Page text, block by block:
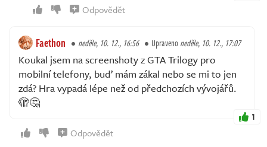
Odpovědět
Faethon neděle, 10. 12., 16:56 Upravenoneděle, 10. 12., 17:07
Koukal jsem na screenshoty z GTA Trilogy pro
mobilní telefony, buď mám zákal nebo se mi to jen
zdá? Hra vypadá lépe než od předchozích vývojářů.
🫣🤔
1
Odpovědět